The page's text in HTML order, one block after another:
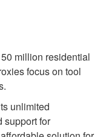
million residential
focus on tool
unlimited
support for